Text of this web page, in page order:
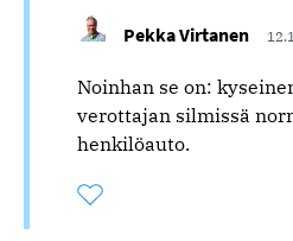
Pekka Virtanen
Noinhan se on:
verottajan silmissä
henkilöauto.
Tykkää
kommentista